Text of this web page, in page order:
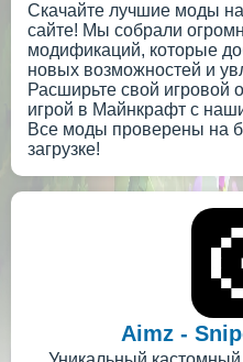
Скачайте лучшие моды
сайте! Мы собрали
модификаций, которые
новых возможностей и
Расширьте свой игровой
игрой в Майнкрафт с
Все моды проверены на
загрузке!
Aimz -